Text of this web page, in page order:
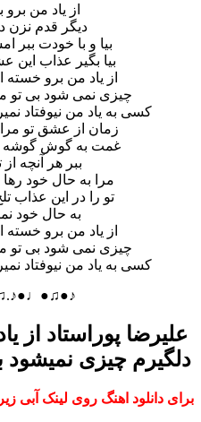
از یاد من
دیگر قدم
بیا و با خودت
بیا بگیر عذاب
از یاد من برو
چیزی نمی شود بی
کسی به یاد من نیوفتاد
زمان از عشق تو
غمت به گوش
ببر هر آنچه
مرا به حال خود
تو را در این عذاب
به حال خود
از یاد من برو
چیزی نمی شود بی
کسی به یاد من نیوفتاد
علیرضا پوراستاد از
دلگیرم چیزی
برای دانلود اهنگ روی لینک آبی